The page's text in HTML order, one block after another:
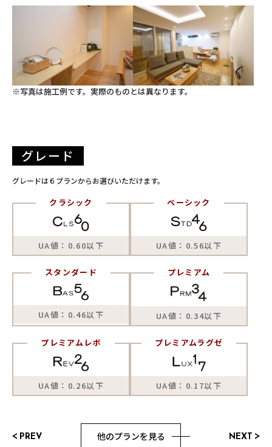
※写真は施工例です。実際のものとは異なります。
グレード
グレードは６プランからお選びいただけます。
クラシック
UA値：0.60以下
ベーシック
UA値：0.56以下
スタンダード
UA値：0.46以下
プレミアム
UA値：0.34以下
プレミアムレボ
UA値：0.26以下
プレミアムラグゼ
UA値：0.17以下
PREV 他のプランを見る NEXT